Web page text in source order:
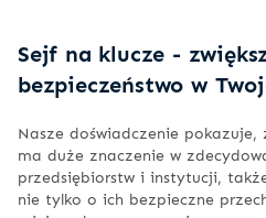
Sejf na klucze -
bezpieczeństwo w
Nasze doświadczenie
ma duże znaczenie w
przedsiębiorstw i instytucji,
nie tylko o ich bezpieczne